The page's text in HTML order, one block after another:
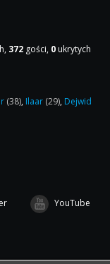
372 gości, 0 ukrytych
(38), Ilaar (29), Dejwid
YouTube